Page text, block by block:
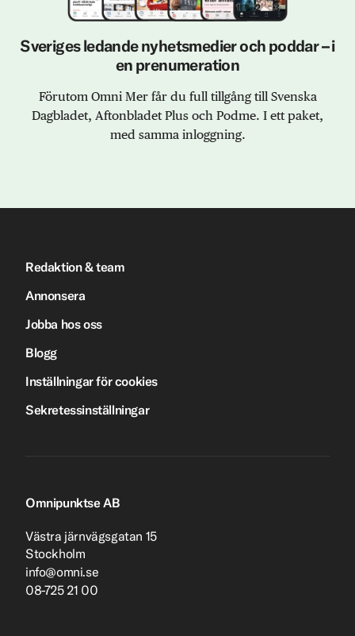
Sveriges ledande nyhetsmedier och poddar – i
en prenumeration
Förutom Omni Mer får du full tillgång till Svenska
Dagbladet, Aftonbladet Plus och Podme. I ett paket,
med samma inloggning.
Redaktion & team
Annonsera
Jobba hos oss
Blogg
Inställningar för cookies
Sekretessinställningar
Omnipunktse AB
Västra järnvägsgatan 15
Stockholm
info@omni.se
08-725 21 00